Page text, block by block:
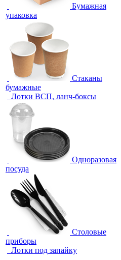
Бумажная
упаковка
Стаканы
бумажные
Лотки ВСП, ланч-боксы
Одноразовая
посуда
Столовые
приборы
Лотки под запайку